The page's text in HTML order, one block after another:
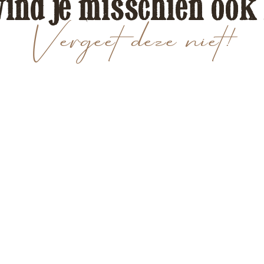
Vergeet deze niet!